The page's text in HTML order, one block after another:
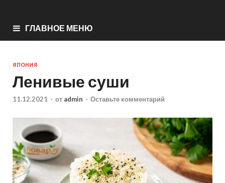
ГЛАВНОЕ МЕНЮ
ЯПОНИЯ
Ленивые суши
11.12.2021 - от admin - Оставьте комментарий